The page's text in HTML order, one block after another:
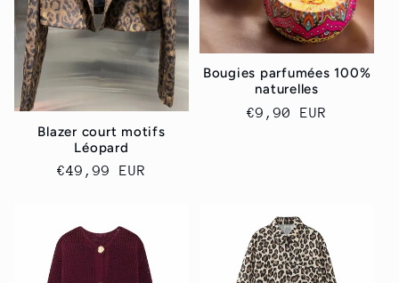
Blazer court motifs
Léopard
Prix
€49,99 EUR
Bougies parfumées 100%
naturelles
Prix
€9,90 EUR